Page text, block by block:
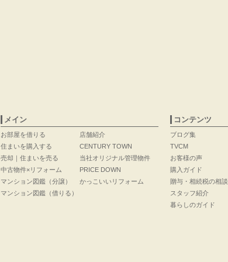
メイン
お部屋を借りる
住まいを購入する
売却｜住まいを売る
中古物件×リフォーム
マンション図鑑（分譲）
マンション図鑑（借りる）
店舗紹介
CENTURY TOWN
当社オリジナル管理物件
PRICE DOWN
かっこいいリフォーム
コンテンツ
ブログ集
TVCM
お客様の声
購入ガイド
贈与・相続税の相談
スタッフ紹介
暮らしのガイド